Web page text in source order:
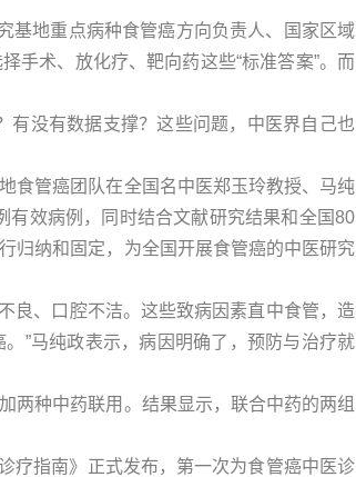
基地重点病种食管癌方向负责人、国家区域
手术、放化疗、靶向药这些“标准答案”。而
有没有数据支撑？这些问题，中医界自己也
食管癌团队在全国名中医郑玉玲教授、马纯
有效病例，同时结合文献研究结果和全国80
归纳和固定，为全国开展食管癌的中医研究
良、口腔不洁。这些致病因素直中食管，造
”马纯政表示，病因明确了，预防与治疗就
两种中药联用。结果显示，联合中药的两组
疗指南》正式发布，第一次为食管癌中医诊